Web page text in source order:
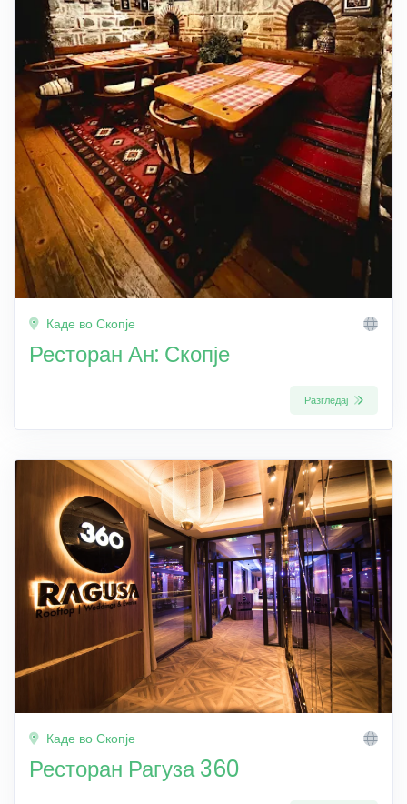
Каде во Скопје
Ресторан Ан: Скопје
Разгледај
Каде во Скопје
Ресторан Рагуза 360